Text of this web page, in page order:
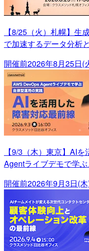
【8/25（火）札幌】生
で加速するデータ分析
開催前2026年8月25日(
【9/3（木）東京】AI
Agentライブデモで学
開催前2026年9月3日(